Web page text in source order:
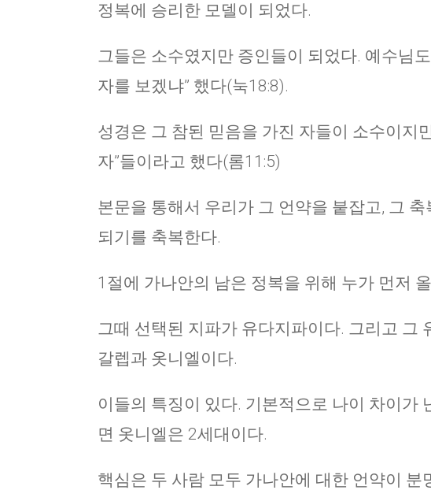
정복에 승리한 모델이 되었다.
그들은 소수였지만 증인들이 되었다. 예수님
자를 보겠냐” 했다(눅18:8).
성경은 그 참된 믿음을 가진 자들이 소수이지
자”들이라고 했다(롬11:5)
본문을 통해서 우리가 그 언약을 붙잡고, 그 축
되기를 축복한다.
1절에 가나안의 남은 정복을 위해 누가 먼저
그때 선택된 지파가 유다지파이다. 그리고 그
갈렙과 옷니엘이다.
이들의 특징이 있다. 기본적으로 나이 차이가
면 옷니엘은 2세대이다.
핵심은 두 사람 모두 가나안에 대한 언약이 분